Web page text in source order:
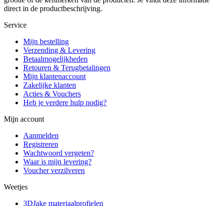
direct in de productbeschrijving.
Service
Mijn bestelling
Verzending & Levering
Betaalmogelijkheden
Retouren & Terugbetalingen
Mijn klantenaccount
Zakelijke klanten
Acties & Vouchers
Heb je verdere hulp nodig?
Mijn account
Aanmelden
Registreren
Wachtwoord vergeten?
Waar is mijn levering?
Voucher verzilveren
Weetjes
3DJake materiaalprofielen